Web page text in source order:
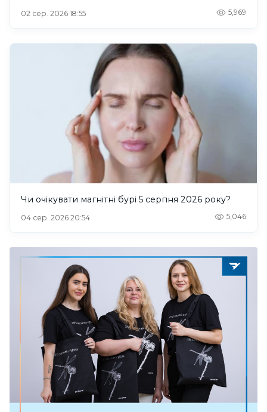
02 сер. 2026 18:55 5,969
Чи очікувати магнітні бурі 5 серпня 2026 року?
04 сер. 2026 20:54 5,046